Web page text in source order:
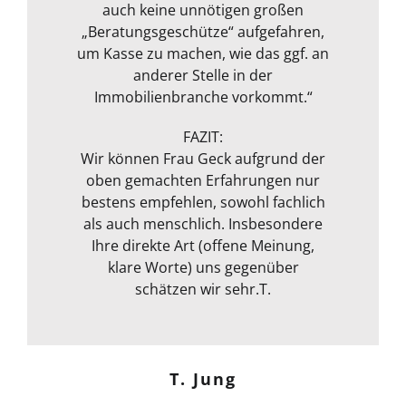
auch keine unnötigen großen
„Beratungsgeschütze“ aufgefahren,
um Kasse zu machen, wie das ggf. an
anderer Stelle in der
Immobilienbranche vorkommt.“
FAZIT:
Wir können Frau Geck aufgrund der
oben gemachten Erfahrungen nur
bestens empfehlen, sowohl fachlich
als auch menschlich. Insbesondere
Ihre direkte Art (offene Meinung,
klare Worte) uns gegenüber
schätzen wir sehr.T.
T. Jung
jahrelange Erfahrung an. Alles in
allem sehr empfehlenswert!“
unsere Immobilie wurde an die
Markt Situation aktuell angepasst
und bewertet. Ausgestattet mit
Messgerät zur Feuchtmessung
entgeht ihrem geschultem Auge
angeboten wird, rundet sie durch
ihre fachliche Kompetenz ab. Termin
war auch sehr kurzfristig und
spontan machbar. Die
Kommunikation war auch bestens .
Egal ob email Telefon etc… Alles in
allem kann ich sie nur
weiterempfehlen. Weiter so !
Oliver H.
Umgang und ein persönliches
Gespräch nach der Besichtigung
rundeten das Paket zum
transparenten Preis ab! Vielen
Dank!“
Frank Dettenbach